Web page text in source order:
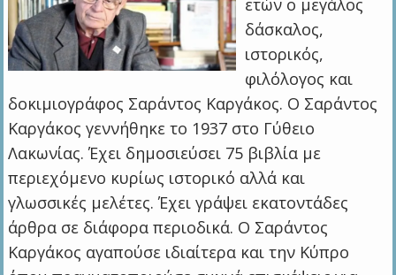
δάσκαλος,
ιστορικός,
φιλόλογος και
δοκιμιογράφος Σαράντος Καργάκος. Ο Σαράντος
Καργάκος γεννήθηκε το 1937 στο Γύθειο
Λακωνίας. Έχει δημοσιεύσει 75 βιβλία με
περιεχόμενο κυρίως ιστορικό αλλά και
γλωσσικές μελέτες. Έχει γράψει εκατοντάδες
άρθρα σε διάφορα περιοδικά. Ο Σαράντος
Καργάκος αγαπούσε ιδιαίτερα και την Κύπρο